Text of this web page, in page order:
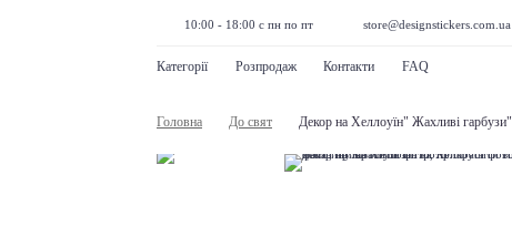
10:00 - 18:00 с пн по пт store@designstickers.com.ua
Категорії Розпродаж Контакти FAQ
Головна До свят Декор на Хеллоуїн" Жахливі гарбузи"